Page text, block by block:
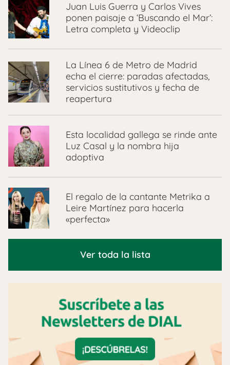
Juan Luis Guerra y Carlos Vives
ponen paisaje a ‘Buscando el Mar’:
Letra completa y Videoclip
La Línea 6 de Metro de Madrid
echa el cierre: paradas afectadas,
servicios sustitutivos y fecha de
reapertura
Esta localidad gallega se rinde ante
Luz Casal y la nombra hija
adoptiva
El regalo de la cantante Metrika a
Leire Martínez para hacerla
«perfecta»
Ver toda la lista